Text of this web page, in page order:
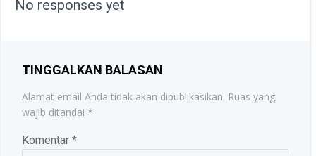
No responses yet
TINGGALKAN BALASAN
Alamat email Anda tidak akan dipublikasikan. Ruas yang
wajib ditandai *
Komentar *